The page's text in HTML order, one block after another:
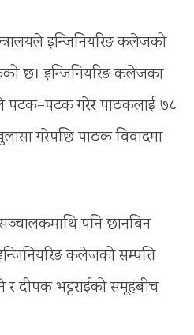
इन्जिनियरिङ कलेजको
छ। इन्जिनियरिङ कलेजका
पटक–पटक गरेर पाठकलाई ७८
गरेपछि पाठक विवादमा
पनि छानबिन
कलेजको सम्पत्ति
र दीपक भट्टराईको समूहबीच